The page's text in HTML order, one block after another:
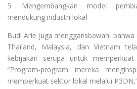
5. Mengembangkan model
mendukung industri lokal
Budi Arie juga menggarisbawahi
Thailand, Malaysia, dan Vietnam
kebijakan serupa untuk
“Program-program mereka
memperkuat sektor lokal melalui